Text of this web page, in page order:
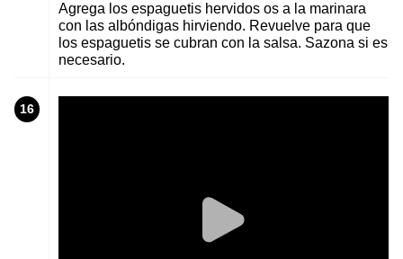
Agrega los espaguetis hervidos os a la marinara
con las albóndigas hirviendo. Revuelve para que
los espaguetis se cubran con la salsa. Sazona si es
necesario.
16